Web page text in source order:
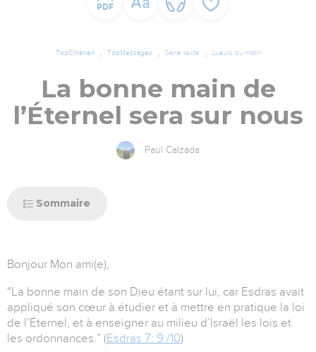
TopChrétien TopMessages Série texte Lueurs du matin
La bonne main de
l’Éternel sera sur nous
Paul Calzada
Sommaire
Bonjour Mon ami(e),
“La bonne main de son Dieu étant sur lui, car Esdras avait
appliqué son cœur à étudier et à mettre en pratique la loi
de l’Éternel, et à enseigner au milieu d’Israël les lois et
les ordonnances.” (Esdras 7: 9 /10)